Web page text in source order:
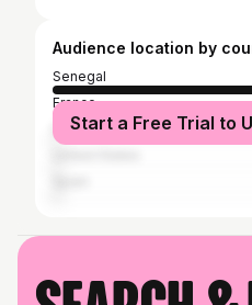
Audience location by
Senegal
France
ItalyStart a Free Trial to